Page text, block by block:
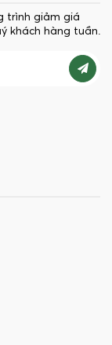
trình giảm giá
khách hàng tuần.